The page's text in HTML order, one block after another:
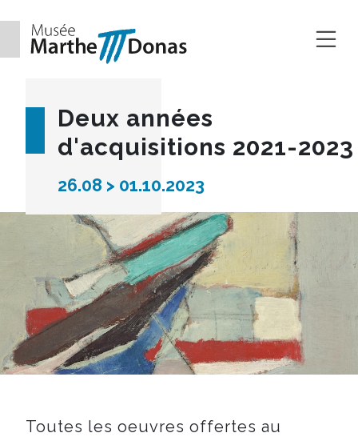
Deux années
d'acquisitions 2021-2023
26.08 > 01.10.2023
Toutes les oeuvres offertes au